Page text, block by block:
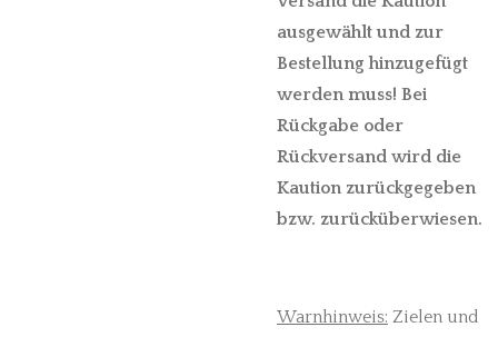
ausgewählt und zur
Bestellung hinzugefügt
werden muss! Bei
Rückgabe oder
Rückversand wird die
Kaution zurückgegeben
bzw. zurücküberwiesen.
Warnhinweis: Zielen und